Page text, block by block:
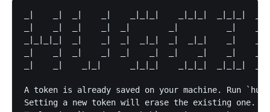
A token is already saved on your machine. Run
Setting a new token will erase the existing one.